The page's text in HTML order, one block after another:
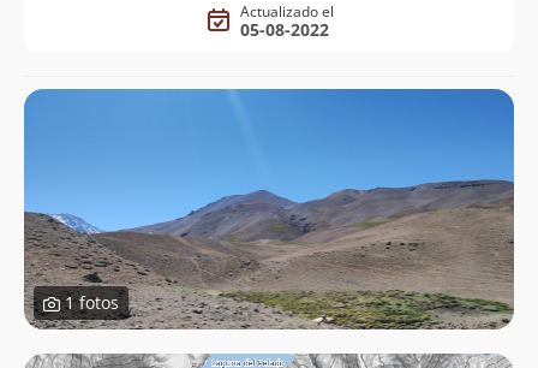
Actualizado el
05-08-2022
1 fotos